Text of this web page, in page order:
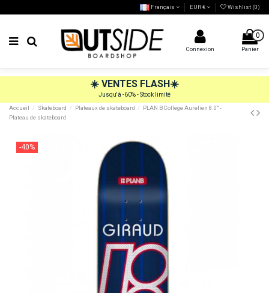
Français EUR € Wishlist (0)
Connexion
0
Panier
☀️ VENTES FLASH☀️
Jusqu'à -60% - Stock limité
Accueil
Skateboard Plateaux de skateboard
PLAN B College Aurelien 8.0" -
Plateau de skateboard
-40%